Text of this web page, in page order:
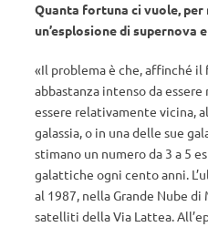
Quanta fortuna ci vuole,
un’esplosione di supernova
«Il problema è che, affinché il
abbastanza intenso da
essere relativamente vicina,
galassia, o in una delle sue
stimano un numero da 3 a 5
galattiche ogni cento anni.
al 1987, nella Grande Nube
satelliti della Via Lattea.